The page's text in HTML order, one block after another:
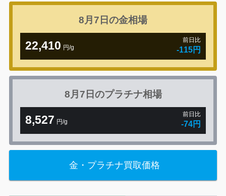
8月7日の金相場
22,410 円/g
前日比
-115円
8月7日のプラチナ相場
8,527 円/g
前日比
-74円
金・プラチナ買取価格